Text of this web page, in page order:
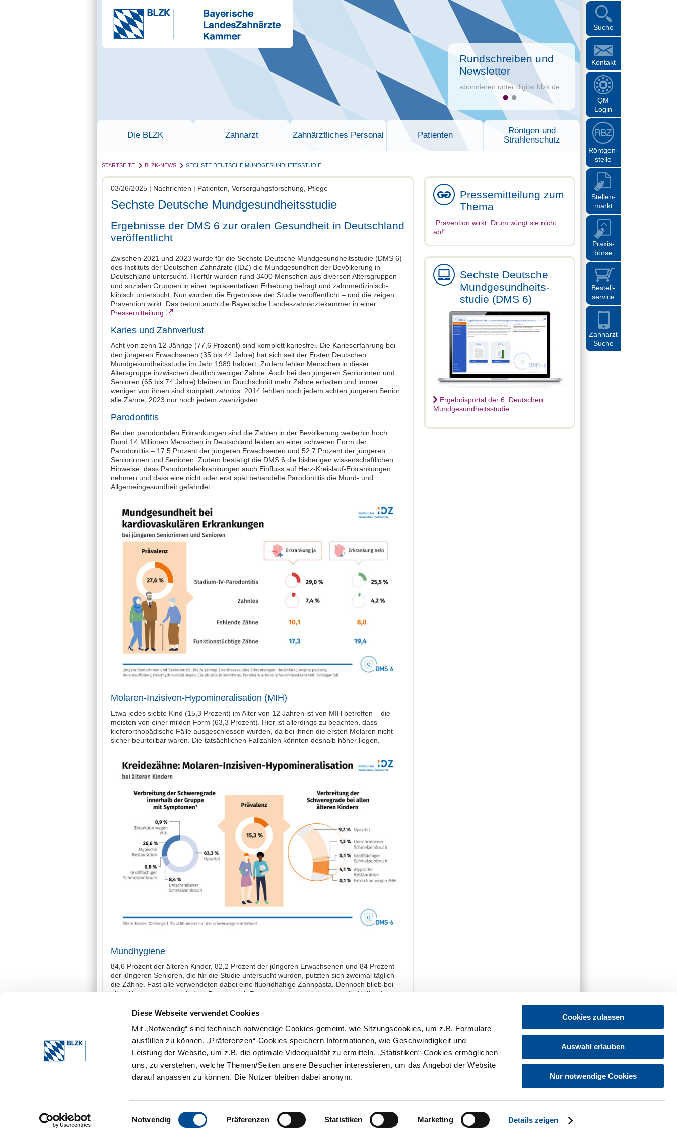
Diese Webseite verwendet Cookies
Mit „Notwendig“ sind technisch notwendige Cookies gemeint, wie Sitzungscookies, um z.B. Formulare
ausfüllen zu können. „Präferenzen“-Cookies speichern Informationen, wie Geschwindigkeit und
Leistung der Website, um z.B. die optimale Videoqualität zu ermitteln. „Statistiken“-Cookies ermöglichen
uns, zu verstehen, welche Themen/Seiten unsere Besucher interessieren, um das Angebot der Website
darauf anpassen zu können. Die Nutzer bleiben dabei anonym.
Einwilligungsauswahl
Notwendig Präferenzen Statistiken Marketing Details zeigen
Cookies zulassen
Auswahl erlauben
Nur notwendige Cookies
Suche
Kontakt
QM
Login
Röntgen-
stelle
Stellen-
markt
Praxis-
börse
Bestell-
service
Zahnarzt
Suche
Rundschreiben und
Newsletter
abonnieren unter digital.blzk.de
Die BLZK Zahnarzt Zahnärztliches Personal Patienten
Röntgen und
Strahlenschutz
STARTSEITE BLZK-NEWS SECHSTE DEUTSCHE MUNDGESUNDHEITSSTUDIE
03/26/2025 | Nachrichten | Patienten, Versorgungsforschung, Pflege
Sechste Deutsche Mundgesundheitsstudie
Ergebnisse der DMS 6 zur oralen Gesundheit in Deutschland
veröffentlicht
Zwischen 2021 und 2023 wurde für die Sechste Deutsche Mundgesundheitsstudie (DMS 6)
des Instituts der Deutschen Zahnärzte (IDZ) die Mundgesundheit der Bevölkerung in
Deutschland untersucht. Hierfür wurden rund 3400 Menschen aus diversen Altersgruppen
und sozialen Gruppen in einer repräsentativen Erhebung befragt und zahnmedizinisch-
klinisch untersucht. Nun wurden die Ergebnisse der Studie veröffentlicht – und die zeigen:
Prävention wirkt. Das betont auch die Bayerische Landeszahnärztekammer in einer
Pressemitteilung
Karies und Zahnverlust
Acht von zehn 12-Jährige (77,6 Prozent) sind komplett kariesfrei. Die Karieserfahrung bei
den jüngeren Erwachsenen (35 bis 44 Jahre) hat sich seit der Ersten Deutschen
Mundgesundheitsstudie im Jahr 1989 halbiert. Zudem fehlen Menschen in dieser
Altersgruppe inzwischen deutlich weniger Zähne. Auch bei den jüngeren Seniorinnen und
Senioren (65 bis 74 Jahre) bleiben im Durchschnitt mehr Zähne erhalten und immer
weniger von ihnen sind komplett zahnlos. 2014 fehlten noch jedem achten jüngeren Senior
alle Zähne, 2023 nur noch jedem zwanzigsten.
Parodontitis
Bei den parodontalen Erkrankungen sind die Zahlen in der Bevölkerung weiterhin hoch.
Rund 14 Millionen Menschen in Deutschland leiden an einer schweren Form der
Parodontitis – 17,5 Prozent der jüngeren Erwachsenen und 52,7 Prozent der jüngeren
Seniorinnen und Senioren. Zudem bestätigt die DMS 6 die bisherigen wissenschaftlichen
Hinweise, dass Parodontalerkrankungen auch Einfluss auf Herz-Kreislauf-Erkrankungen
nehmen und dass eine nicht oder erst spät behandelte Parodontitis die Mund- und
Allgemeingesundheit gefährdet.
Molaren-Inzisiven-Hypomineralisation (MIH)
Etwa jedes siebte Kind (15,3 Prozent) im Alter von 12 Jahren ist von MIH betroffen – die
meisten von einer milden Form (63,3 Prozent). Hier ist allerdings zu beachten, dass
kieferorthopädische Fälle ausgeschlossen wurden, da bei ihnen die ersten Molaren nicht
sicher beurteilbar waren. Die tatsächlichen Fallzahlen könnten deshalb höher liegen.
Mundhygiene
84,6 Prozent der älteren Kinder, 82,2 Prozent der jüngeren Erwachsenen und 84 Prozent
der jüngeren Senioren, die für die Studie untersucht wurden, putzten sich zweimal täglich
die Zähne. Fast alle verwendeten dabei eine fluoridhaltige Zahnpasta. Dennoch blieb bei
allen Altersgruppen nach dem Putzen noch Restzahnbelag zurück – etwa die Hälfte der
zukünftig deshalb auch darauf konzentrieren, die Zahnputzfertigkeiten in der Bevölkerung
Mehr Informationen und Ergebnisse der Sechsten Deutschen Mundgesundheitsstudie
www.deutsche-mundgesundheitsstudie.de
Pressemitteilung zum
Thema
„Prävention wirkt. Drum würgt sie nicht
ab!“
Sechste Deutsche
Mundgesundheits-
studie (DMS 6)
Ergebnisportal der 6. Deutschen
Mundgesundheitsstudie